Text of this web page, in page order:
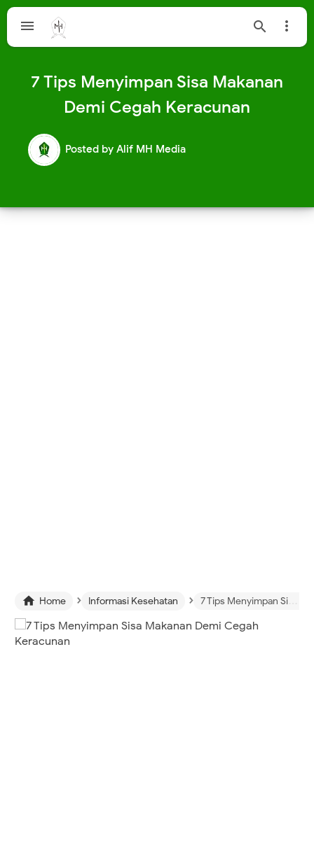
  
7 Tips Menyimpan Sisa Makanan
Demi Cegah Keracunan
Posted by Alif MH Media
 Home › Informasi Kesehatan › 7 Tips Menyimpan Sisa Makanan Demi Cegah Keracunan